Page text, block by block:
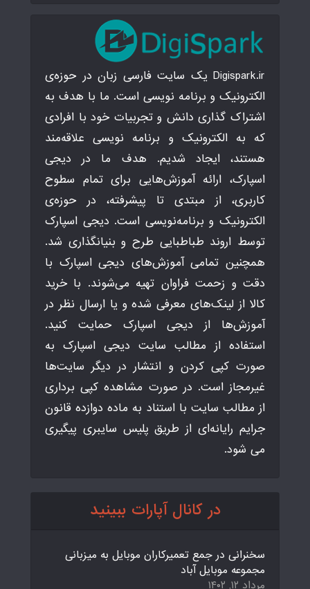
Digispark.ir یک سایت فارسی زبان در حوزه‌ی
الکترونیک و برنامه نویسی است. ما با هدف به
اشتراک گذاری دانش و تجربیات خود با افرادی
که به الکترونیک و برنامه نویسی علاقه‌مند
هستند، ایجاد شدیم. هدف ما در دیجی
اسپارک، ارائه آموزش‌هایی برای تمام سطوح
کاربری، از مبتدی تا پیشرفته، در حوزه‌ی
الکترونیک و برنامه‌نویسی است. دیجی اسپارک
توسط اروند طباطبایی طرح و بنیانگذاری شد.
همچنین تمامی آموزش‌های دیجی اسپارک با
دقت و زحمت فراوان تهیه می‌شوند. با خرید
کالا از لینک‌های معرفی شده و یا ارسال نظر در
آموزش‌ها از دیجی اسپارک حمایت کنید.
استفاده از مطالب سایت دیجی اسپارک به
صورت کپی کردن و انتشار در دیگر سایت‌ها
غیرمجاز است. در صورت مشاهده کپی برداری
از مطالب سایت با استناد به ماده دوازده قانون
جرایم رایانه‌ای از طریق پلیس سایبری پیگیری
می شود.
در کانال آپارات ببینید
سخنرانی در جمع تعمیرکاران موبایل به میزبانی
مجموعه موبایل آباد